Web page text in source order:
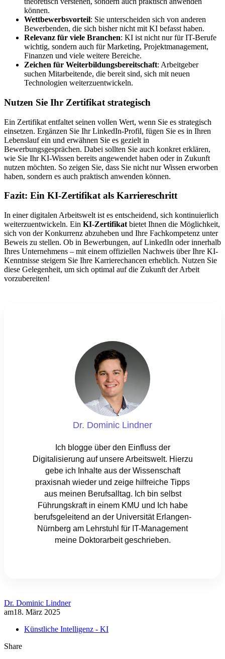
können.
Wettbewerbsvorteil: Sie unterscheiden sich von anderen
Bewerbenden, die sich bisher nicht mit KI befasst haben.
Relevanz für viele Branchen: KI ist nicht nur für IT-Berufe
wichtig, sondern auch für Marketing, Projektmanagement,
Finanzen und viele weitere Bereiche.
Zeichen für Weiterbildungsbereitschaft: Arbeitgeber
suchen Mitarbeitende, die bereit sind, sich mit neuen
Technologien weiterzuentwickeln.
Nutzen Sie Ihr Zertifikat strategisch
Ein Zertifikat entfaltet seinen vollen Wert, wenn Sie es strategisch
einsetzen. Ergänzen Sie Ihr LinkedIn-Profil, fügen Sie es in Ihren
Lebenslauf ein und erwähnen Sie es gezielt in
Bewerbungsgesprächen. Dabei sollten Sie auch konkret erklären,
wie Sie Ihr KI-Wissen bereits angewendet haben oder in Zukunft
nutzen möchten. So zeigen Sie, dass Sie nicht nur Wissen erworben
haben, sondern es auch praktisch anwenden können.
Fazit: Ein KI-Zertifikat als Karriereschritt
In einer digitalen Arbeitswelt ist es entscheidend, sich kontinuierlich
weiterzuentwickeln. Ein KI-Zertifikat bietet Ihnen die Möglichkeit,
sich von der Konkurrenz abzuheben und Ihre Fachkompetenz unter
Beweis zu stellen. Ob in Bewerbungen, auf LinkedIn oder innerhalb
Ihres Unternehmens – mit einem offiziellen Nachweis über Ihre KI-
Kenntnisse steigern Sie Ihre Karrierechancen erheblich. Nutzen Sie
diese Gelegenheit, um sich optimal auf die Zukunft der Arbeit
vorzubereiten!
Dr. Dominic Lindner
Ich blogge über den Einfluss der
Digitalisierung auf unsere Arbeitswelt. Hierzu
gebe ich Inhalte aus der Wissenschaft
praxisnah wieder und zeige hilfreiche Tipps
aus meinen Berufsalltag. Ich bin selbst
Führungskraft in einem KMU und Ich habe
berufsgeleitend an der Universität Erlangen-
Nürnberg am Lehrstuhl für IT-Management
meine Doktorarbeit geschrieben.
Dr. Dominic Lindner
am18. März 2025
Künstliche Intelligenz - KI
Share